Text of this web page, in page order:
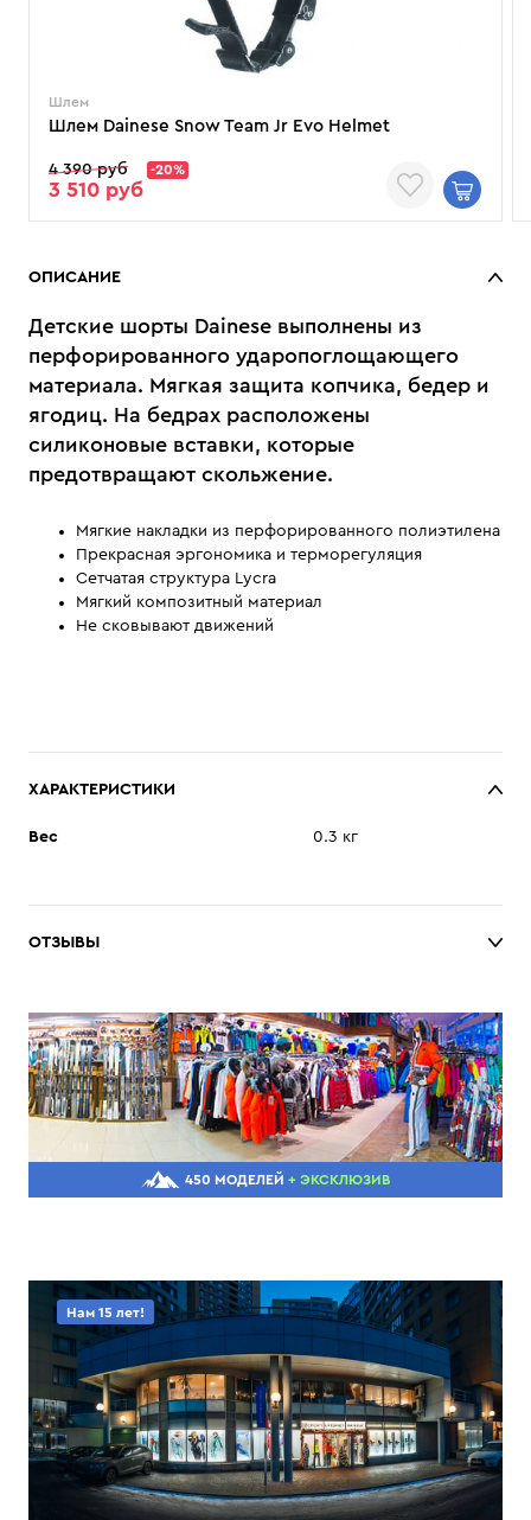
Шлем
Шлем Dainese Snow Team Jr Evo Helmet
4 390 руб -20%
3 510 руб
ОПИСАНИЕ
Детские шорты Dainese выполнены из
перфорированного ударопоглощающего
материала. Мягкая защита копчика, бедер и
ягодиц. На бедрах расположены
силиконовые вставки, которые
предотвращают скольжение.
Мягкие накладки из перфорированного полиэтилена
Прекрасная эргономика и терморегуляция
Сетчатая структура Lycra
Мягкий композитный материал
Не сковывают движений
ХАРАКТЕРИСТИКИ
Вес 0.3 кг
ОТЗЫВЫ
450 МОДЕЛЕЙ + ЭКСКЛЮЗИВ
Нам 15 лет!